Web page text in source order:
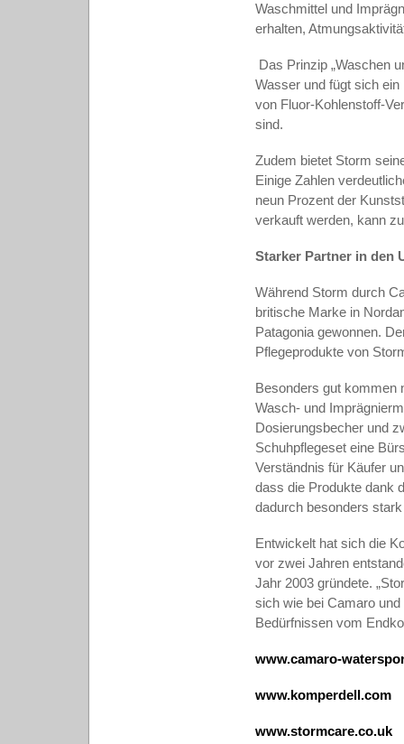
Waschmittel und
erhalten,
Das Prinzip „Waschen
Wasser und fügt sich
von Fluor-Kohlenstoff-
sind.
Zudem bietet Storm
Einige Zahlen
neun Prozent der
verkauft werden, kann
Starker Partner in den
Während Storm durch
britische Marke in
Patagonia gewonnen.
Pflegeprodukte von
Besonders gut kommen
Wasch- und
Dosierungsbecher und
Schuhpflegeset eine
Verständnis für Käufer
dass die Produkte dank
dadurch besonders
Entwickelt hat sich die
vor zwei Jahren
Jahr 2003 gründete.
sich wie bei Camaro
Bedürfnissen vom
www.camaro-
www.komperdell.com
www.stormcare.co.uk